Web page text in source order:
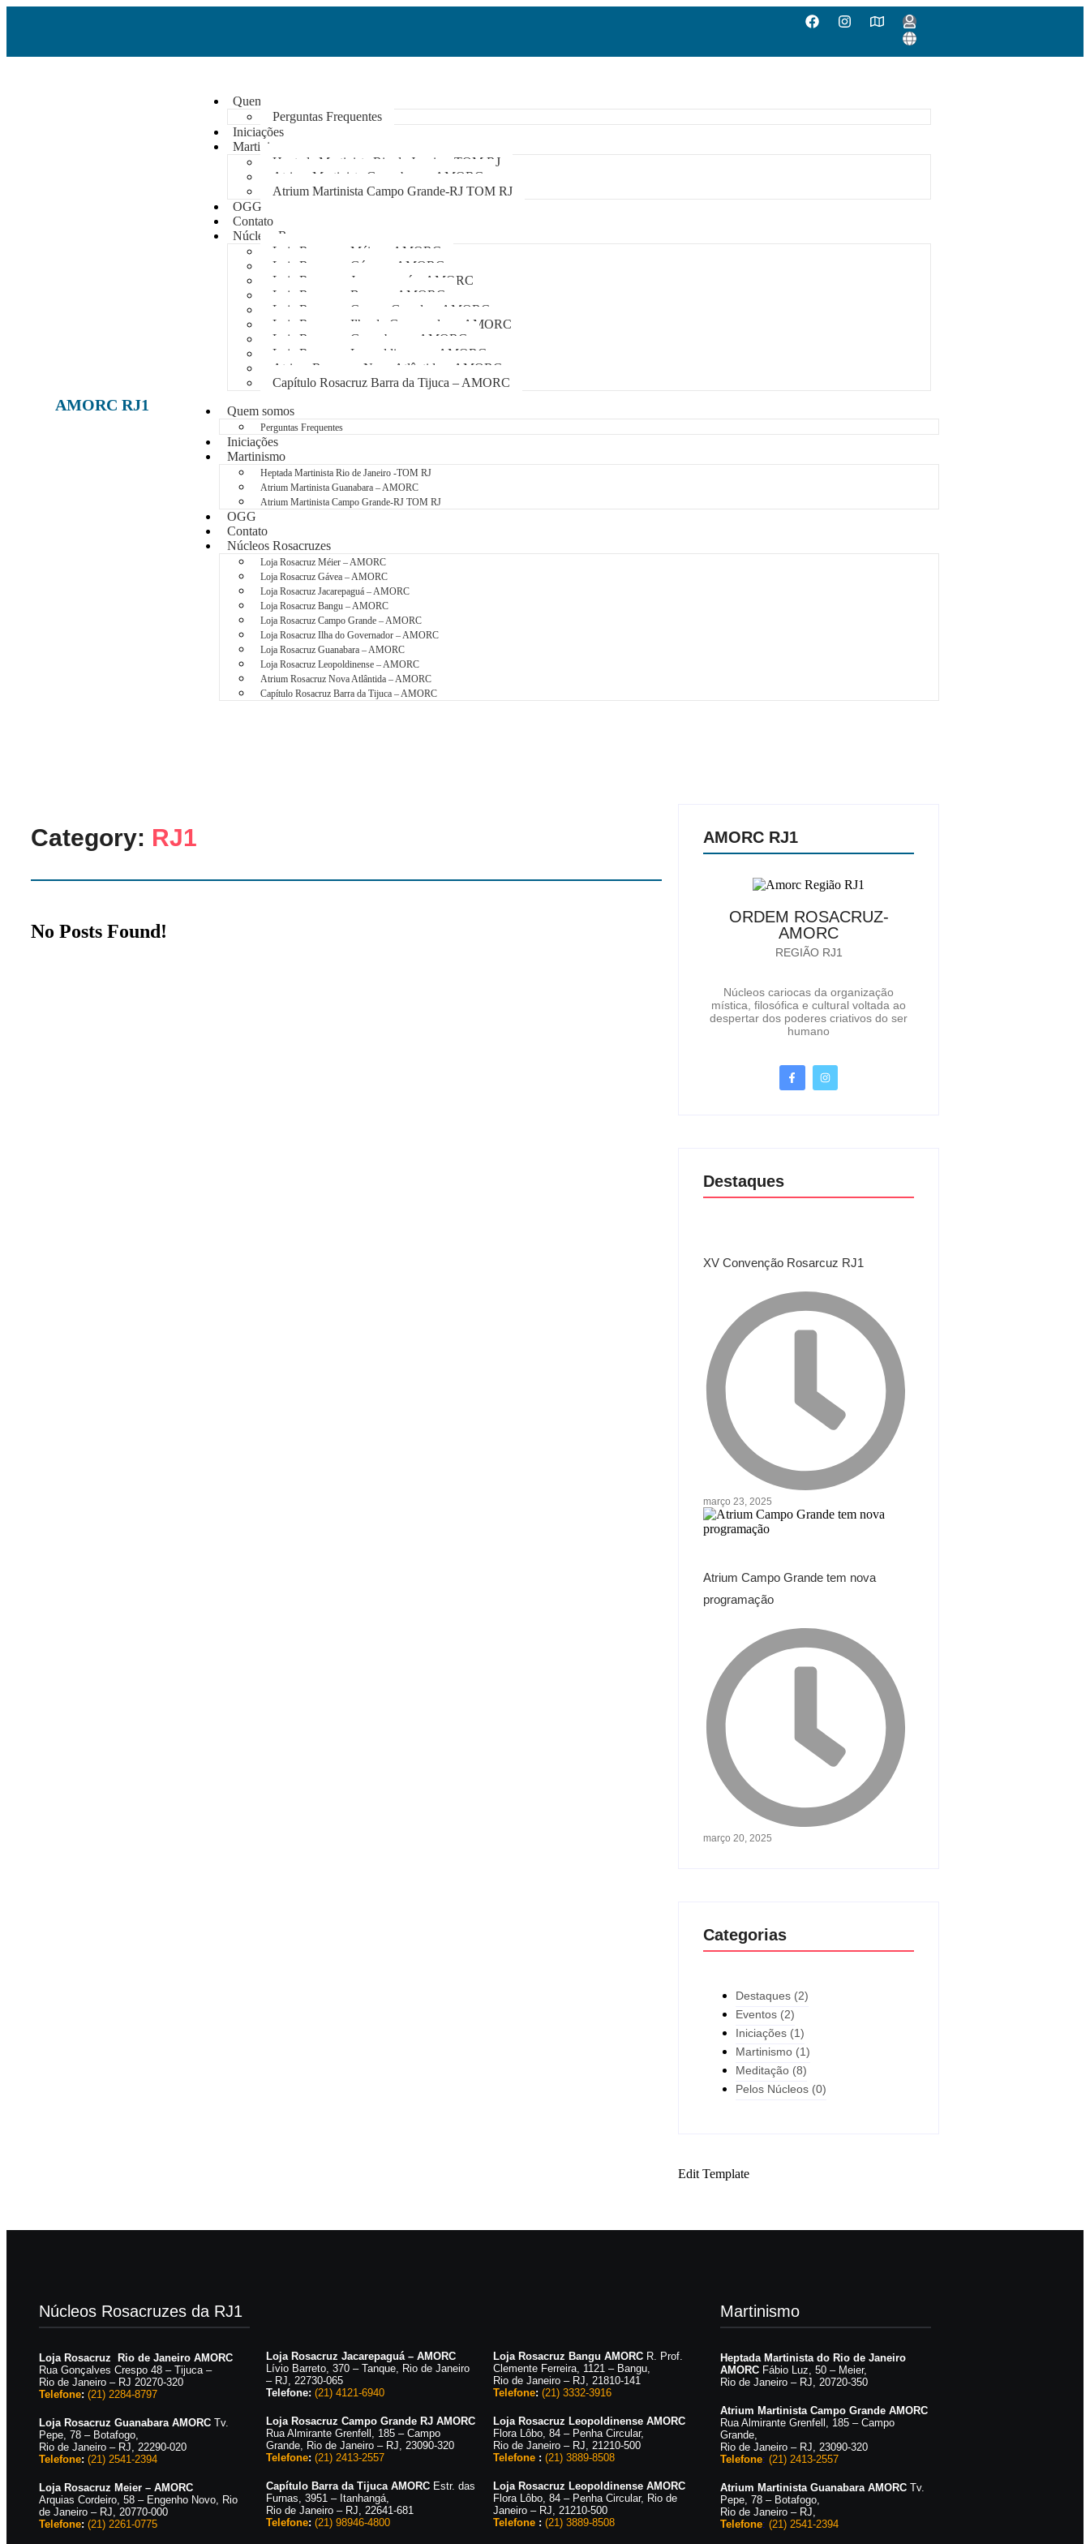
AMORC RJ1
Quem somos
Perguntas Frequentes
Iniciações
Martinismo
Heptada Martinista Rio de Janeiro -TOM RJ
Atrium Martinista Guanabara – AMORC
Atrium Martinista Campo Grande-RJ TOM RJ
OGG
Contato
Núcleos Rosacruzes
Loja Rosacruz Méier – AMORC
Loja Rosacruz Gávea – AMORC
Loja Rosacruz Jacarepaguá – AMORC
Loja Rosacruz Bangu – AMORC
Loja Rosacruz Campo Grande – AMORC
Loja Rosacruz Ilha do Governador – AMORC
Loja Rosacruz Guanabara – AMORC
Loja Rosacruz Leopoldinense – AMORC
Atrium Rosacruz Nova Atlântida – AMORC
Capítulo Rosacruz Barra da Tijuca – AMORC
Quem somos
Perguntas Frequentes
Iniciações
Martinismo
Heptada Martinista Rio de Janeiro -TOM RJ
Atrium Martinista Guanabara – AMORC
Atrium Martinista Campo Grande-RJ TOM RJ
OGG
Contato
Núcleos Rosacruzes
Loja Rosacruz Méier – AMORC
Loja Rosacruz Gávea – AMORC
Loja Rosacruz Jacarepaguá – AMORC
Loja Rosacruz Bangu – AMORC
Loja Rosacruz Campo Grande – AMORC
Loja Rosacruz Ilha do Governador – AMORC
Loja Rosacruz Guanabara – AMORC
Loja Rosacruz Leopoldinense – AMORC
Atrium Rosacruz Nova Atlântida – AMORC
Capítulo Rosacruz Barra da Tijuca – AMORC
Category: RJ1
No Posts Found!
AMORC RJ1
ORDEM ROSACRUZ-
AMORC
REGIÃO RJ1
Núcleos cariocas da organização
mística, filosófica e cultural voltada ao
despertar dos poderes criativos do ser
humano
Destaques
XV Convenção Rosarcuz RJ1
março 23, 2025
Atrium Campo Grande tem nova
programação
março 20, 2025
Categorias
Destaques (2)
Eventos (2)
Iniciações (1)
Martinismo (1)
Meditação (8)
Pelos Núcleos (0)
Edit Template
Núcleos Rosacruzes da RJ1
Loja Rosacruz Rio de Janeiro AMORC
Rua Gonçalves Crespo 48 – Tijuca –
Rio de Janeiro – RJ 20270-320
Telefone: (21) 2284-8797
Loja Rosacruz Guanabara AMORC Tv.
Pepe, 78 – Botafogo,
Rio de Janeiro – RJ, 22290-020
Telefone: (21) 2541-2394
Loja Rosacruz Meier – AMORC
Arquias Cordeiro, 58 – Engenho Novo, Rio
de Janeiro – RJ, 20770-000
Telefone: (21) 2261-0775
Loja Rosacruz Jacarepaguá – AMORC
Lívio Barreto, 370 – Tanque, Rio de Janeiro
– RJ, 22730-065
Telefone: (21) 4121-6940
Loja Rosacruz Campo Grande RJ AMORC
Rua Almirante Grenfell, 185 – Campo
Grande, Rio de Janeiro – RJ, 23090-320
Telefone: (21) 2413-2557
Capítulo Barra da Tijuca AMORC Estr. das
Furnas, 3951 – Itanhangá,
Rio de Janeiro – RJ, 22641-681
Telefone: (21) 98946-4800
Loja Rosacruz Bangu AMORC R. Prof.
Clemente Ferreira, 1121 – Bangu,
Rio de Janeiro – RJ, 21810-141
Telefone: (21) 3332-3916
Loja Rosacruz Leopoldinense AMORC
Flora Lôbo, 84 – Penha Circular,
Rio de Janeiro – RJ, 21210-500
Telefone : (21) 3889-8508
Loja Rosacruz Leopoldinense AMORC
Flora Lôbo, 84 – Penha Circular, Rio de
Janeiro – RJ, 21210-500
Telefone : (21) 3889-8508
Martinismo
Heptada Martinista do Rio de Janeiro
AMORC Fábio Luz, 50 – Meier,
Rio de Janeiro – RJ, 20720-350
Atrium Martinista Campo Grande AMORC
Rua Almirante Grenfell, 185 – Campo
Grande,
Rio de Janeiro – RJ, 23090-320
Telefone: (21) 2413-2557
Atrium Martinista Guanabara AMORC Tv.
Pepe, 78 – Botafogo,
Rio de Janeiro – RJ,
Telefone: (21) 2541-2394